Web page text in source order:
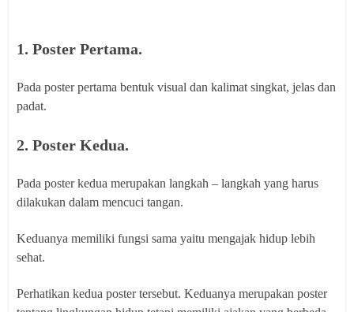
1. Poster Pertama.
Pada poster pertama bentuk visual dan kalimat singkat, jelas dan
padat.
2. Poster Kedua.
Pada poster kedua merupakan langkah – langkah yang harus
dilakukan dalam mencuci tangan.
Keduanya memiliki fungsi sama yaitu mengajak hidup lebih
sehat.
Perhatikan kedua poster tersebut. Keduanya merupakan poster